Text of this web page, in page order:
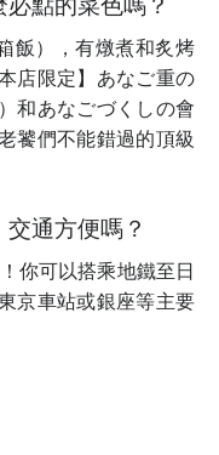
飯），有燉煮和炙烤
店限定】あなご重の
和あなごづくしの會
饕們不能錯過的頂級
通方便嗎？
你可以搭乘地鐵至日
京車站或銀座等主要